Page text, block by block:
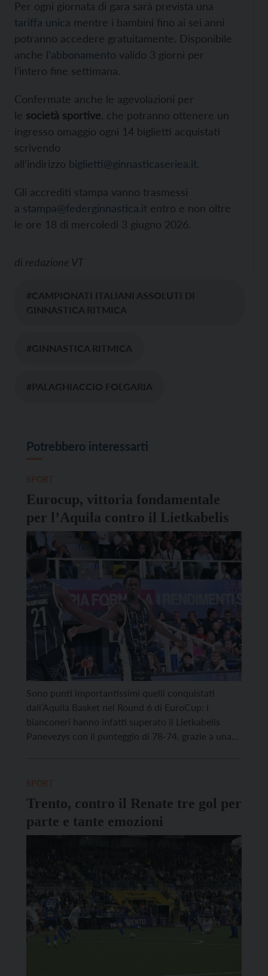
Per ogni giornata di gara sarà prevista una
tariffa unica mentre i bambini fino ai sei anni
potranno accedere gratuitamente. Disponibile
anche l’abbonamento valido 3 giorni per
l’intero fine settimana.
Confermate anche le agevolazioni per
le società sportive , che potranno ottenere un
ingresso omaggio ogni 14 biglietti acquistati
scrivendo
all’indirizzo biglietti@ginnasticaseriea.it.
Gli accrediti stampa vanno trasmessi
a stampa@federginnastica.it entro e non oltre
le ore 18 di mercoledì 3 giugno 2026.
di redazione VT
#CAMPIONATI ITALIANI ASSOLUTI DI
GINNASTICA RITMICA
#GINNASTICA RITMICA
#PALAGHIACCIO FOLGARIA
Potrebbero interessarti
Eurocup, vittoria fondamentale
per l’Aquila contro il Lietkabelis
Sono punti importantissimi quelli conquistati
dall’Aquila Basket nel Round 6 di EuroCup: i
bianconeri hanno infatti superato il Lietkabelis
Panevezys con il punteggio di 78-74, grazie a una
Trento, contro il Renate tre gol per
parte e tante emozioni